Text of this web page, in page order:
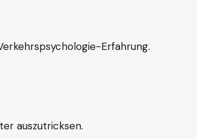
Erfahrung.
auszutricksen.